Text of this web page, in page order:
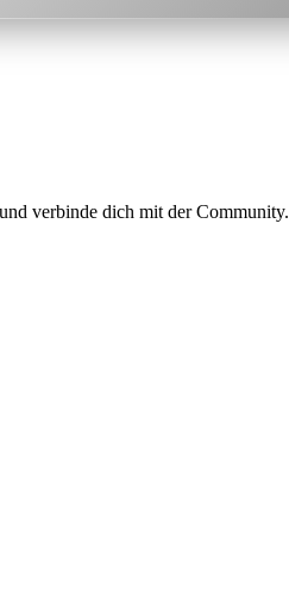
verbinde dich mit der Community.